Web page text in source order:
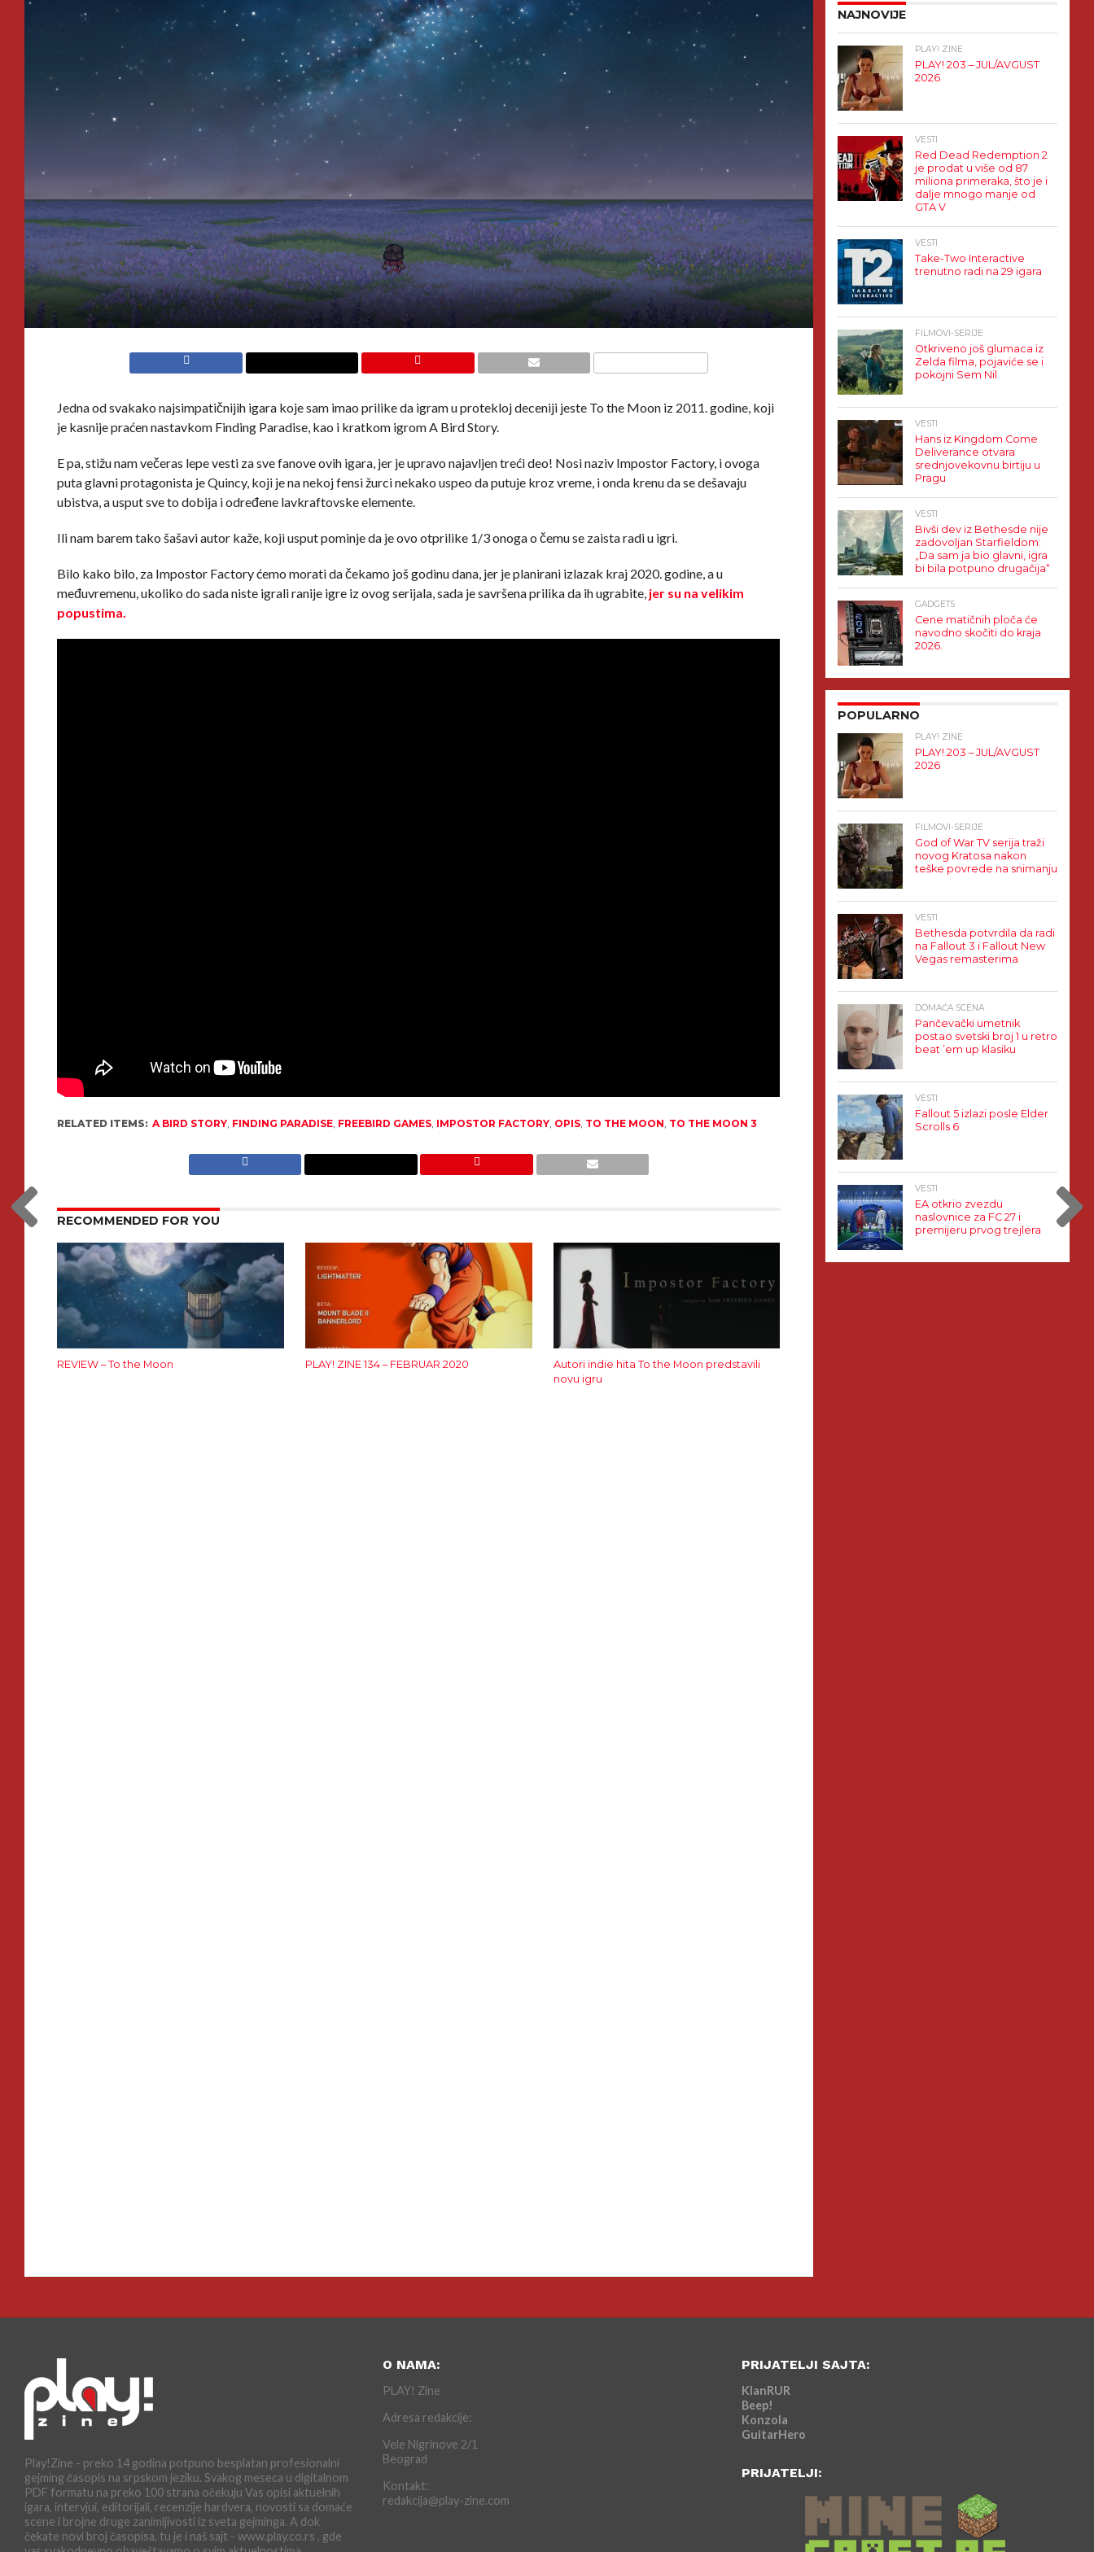
Jedna od svakako najsimpatičnijih igara koje sam imao prilike da igram u protekloj deceniji jeste To the Moon iz 2011. godine, koji
je kasnije praćen nastavkom Finding Paradise, kao i kratkom igrom A Bird Story.
E pa, stižu nam večeras lepe vesti za sve fanove ovih igara, jer je upravo najavljen treći deo! Nosi naziv Impostor Factory, i ovoga
puta glavni protagonista je Quincy, koji je na nekoj fensi žurci nekako uspeo da putuje kroz vreme, i onda krenu da se dešavaju
ubistva, a usput sve to dobija i određene lavkraftovske elemente.
Ili nam barem tako šašavi autor kaže, koji usput pominje da je ovo otprilike 1/3 onoga o čemu se zaista radi u igri.
Bilo kako bilo, za Impostor Factory ćemo morati da čekamo još godinu dana, jer je planirani izlazak kraj 2020. godine, a u
međuvremenu, ukoliko do sada niste igrali ranije igre iz ovog serijala, sada je savršena prilika da ih ugrabite, jer su na velikim
popustima.
RELATED ITEMS: A BIRD STORY, FINDING PARADISE, FREEBIRD GAMES, IMPOSTOR FACTORY, OPIS, TO THE MOON, TO THE MOON 3
RECOMMENDED FOR YOU
REVIEW – To the Moon PLAY! ZINE 134 – FEBRUAR 2020
Autori indie hita To the Moon predstavili
novu igru
NAJNOVIJE
PLAY! ZINE
PLAY! 203 – JUL/AVGUST
2026
VESTI
Red Dead Redemption 2
je prodat u više od 87
miliona primeraka, što je i
dalje mnogo manje od
GTA V
VESTI
Take-Two Interactive
trenutno radi na 29 igara
FILMOVI-SERIJE
Otkriveno još glumaca iz
Zelda filma, pojaviće se i
pokojni Sem Nil
VESTI
Hans iz Kingdom Come
Deliverance otvara
srednjovekovnu birtiju u
Pragu
VESTI
Bivši dev iz Bethesde nije
zadovoljan Starfieldom:
„Da sam ja bio glavni, igra
bi bila potpuno drugačija“
GADGETS
Cene matičnih ploča će
navodno skočiti do kraja
2026.
POPULARNO
PLAY! ZINE
PLAY! 203 – JUL/AVGUST
2026
FILMOVI-SERIJE
God of War TV serija traži
novog Kratosa nakon
teške povrede na snimanju
VESTI
Bethesda potvrdila da radi
na Fallout 3 i Fallout New
Vegas remasterima
DOMAĆA SCENA
Pančevački umetnik
postao svetski broj 1 u retro
beat ’em up klasiku
VESTI
Fallout 5 izlazi posle Elder
Scrolls 6
VESTI
EA otkrio zvezdu
naslovnice za FC 27 i
premijeru prvog trejlera
Play!Zine - preko 14 godina potpuno besplatan profesionalni
gejming časopis na srpskom jeziku. Svakog meseca u digitalnom
PDF formatu na preko 100 strana očekuju Vas opisi aktuelnih
igara, intervjui, editorijali, recenzije hardvera, novosti sa domaće
scene i brojne druge zanimljivosti iz sveta gejminga. A dok
čekate novi broj časopisa, tu je i naš sajt - www.play.co.rs , gde
O NAMA:
PLAY! Zine
Adresa redakcije:
Vele Nigrinove 2/1
Beograd
Kontakt:
redakcija@play-zine.com
PRIJATELJI SAJTA:
KlanRUR
Beep!
Konzola
GuitarHero
PRIJATELJI: